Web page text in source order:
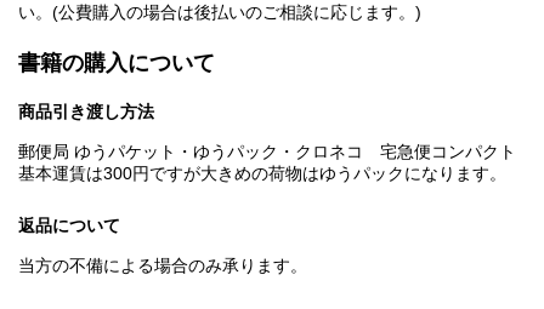
い。(公費購入の場合は後払いのご相談に応じます。)
書籍の購入について
商品引き渡し方法
郵便局 ゆうパケット・ゆうパック・クロネコ 宅急便コンパクト
基本運賃は300円ですが大きめの荷物はゆうパックになります。
返品について
当方の不備による場合のみ承ります。